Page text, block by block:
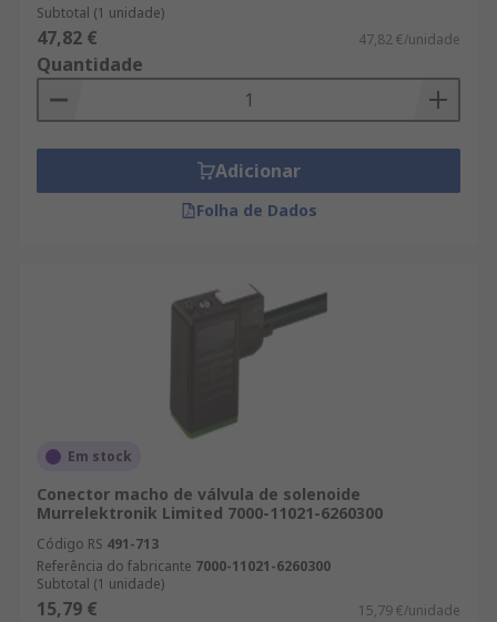
Subtotal (1 unidade)
47,82 € 47,82 €/unidade
Quantidade
Adicionar
Folha de Dados
Em stock
Conector macho de válvula de solenoide
Murrelektronik Limited 7000-11021-6260300
Código RS 491-713
Referência do fabricante 7000-11021-6260300
Subtotal (1 unidade)
15,79 € 15,79 €/unidade